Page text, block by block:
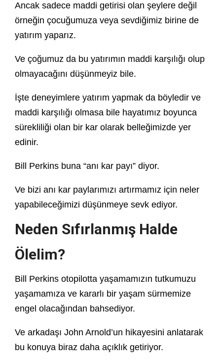
Ancak sadece maddi getirisi olan şeylere değil
örneğin çocuğumuza veya sevdiğimiz birine de
yatırım yaparız.
Ve çoğumuz da bu yatırımın maddi karşılığı olup
olmayacağını düşünmeyiz bile.
İşte deneyimlere yatırım yapmak da böyledir ve
maddi karşılığı olmasa bile hayatımız boyunca
sürekliliği olan bir kar olarak belleğimizde yer
edinir.
Bill Perkins buna “anı kar payı” diyor.
Ve bizi anı kar paylarımızı artırmamız için neler
yapabileceğimizi düşünmeye sevk ediyor.
Neden Sıfırlanmış Halde
Ölelim?
Bill Perkins otopilotta yaşamamızın tutkumuzu
yaşamamıza ve kararlı bir yaşam sürmemize
engel olacağından bahsediyor.
Ve arkadaşı John Arnold’un hikayesini anlatarak
bu konuya biraz daha açıklık getiriyor.